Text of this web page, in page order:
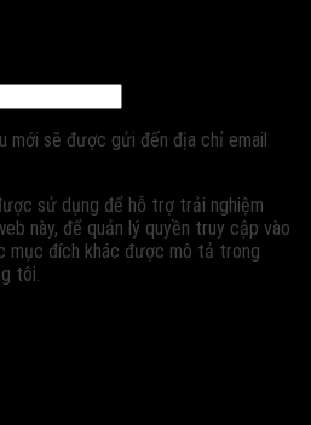
sẽ được gửi đến địa chỉ email
sử dụng để hỗ trợ trải nghiệm
này, để quản lý quyền truy cập vào
mục đích khác được mô tả trong
tôi.